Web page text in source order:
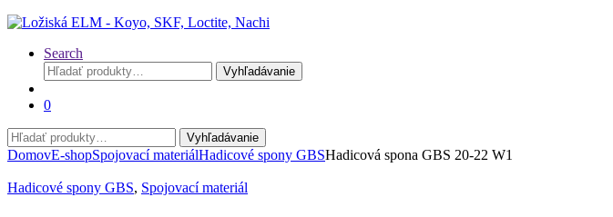
Search
Hľadať:
Vyhľadávanie
0
Hľadať:
Vyhľadávanie
DomovE-shopSpojovací materiálHadicové spony GBSHadicová spona GBS 20-22 W1
Hadicové spony GBS, Spojovací materiál